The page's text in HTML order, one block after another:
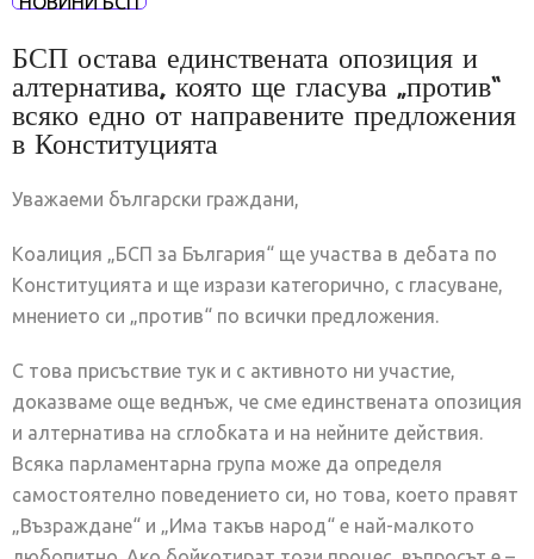
БСП остава единствената опозиция и
алтернатива, която ще гласува „против“
всяко едно от направените предложения
в Конституцията
Уважаеми български граждани,
Коалиция „БСП за България“ ще участва в дебата по
Конституцията и ще изрази категорично, с гласуване,
мнението си „против“ по всички предложения.
С това присъствие тук и с активното ни участие,
доказваме още веднъж, че сме единствената опозиция
и алтернатива на сглобката и на нейните действия.
Всяка парламентарна група може да определя
самостоятелно поведението си, но това, което правят
„Възраждане“ и „Има такъв народ“ е най-малкото